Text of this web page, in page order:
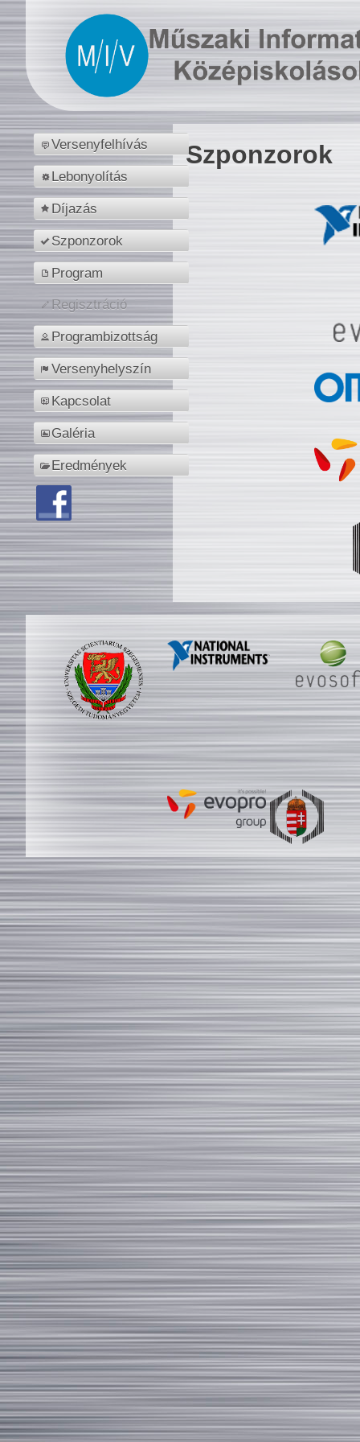
Versenyfelhívás
Lebonyolítás
Díjazás
Szponzorok
Program
Regisztráció
Programbizottság
Versenyhelyszín
Kapcsolat
Galéria
Eredmények
Szponzorok